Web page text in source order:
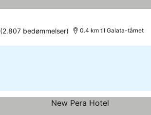
(2.807 bedømmelser) 0.4 km til Galata-tårnet